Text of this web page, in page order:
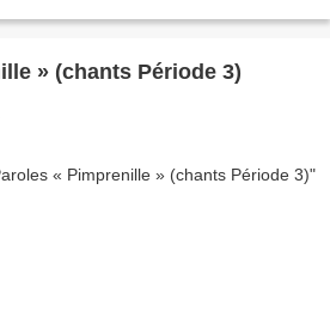
» (chants Période 3)